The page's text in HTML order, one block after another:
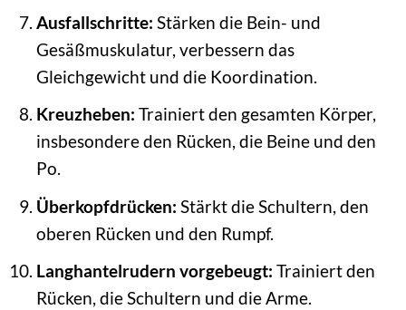
Ausfallschritte: Stärken die Bein- und
Gesäßmuskulatur, verbessern das
Gleichgewicht und die Koordination.
Kreuzheben: Trainiert den gesamten Körper,
insbesondere den Rücken, die Beine und den
Po.
Überkopfdrücken: Stärkt die Schultern, den
oberen Rücken und den Rumpf.
Langhantelrudern vorgebeugt: Trainiert den
Rücken, die Schultern und die Arme.